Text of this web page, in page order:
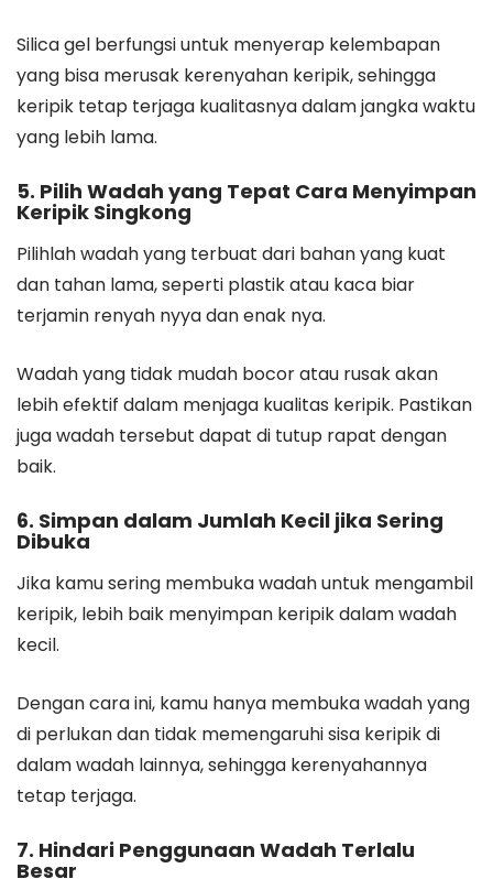
Silica gel berfungsi untuk menyerap kelembapan
yang bisa merusak kerenyahan keripik, sehingga
keripik tetap terjaga kualitasnya dalam jangka waktu
yang lebih lama.
5. Pilih Wadah yang Tepat Cara Menyimpan
Keripik Singkong
Pilihlah wadah yang terbuat dari bahan yang kuat
dan tahan lama, seperti plastik atau kaca biar
terjamin renyah nyya dan enak nya.
Wadah yang tidak mudah bocor atau rusak akan
lebih efektif dalam menjaga kualitas keripik. Pastikan
juga wadah tersebut dapat di tutup rapat dengan
baik.
6. Simpan dalam Jumlah Kecil jika Sering
Dibuka
Jika kamu sering membuka wadah untuk mengambil
keripik, lebih baik menyimpan keripik dalam wadah
kecil.
Dengan cara ini, kamu hanya membuka wadah yang
di perlukan dan tidak memengaruhi sisa keripik di
dalam wadah lainnya, sehingga kerenyahannya
tetap terjaga.
7. Hindari Penggunaan Wadah Terlalu
Besar